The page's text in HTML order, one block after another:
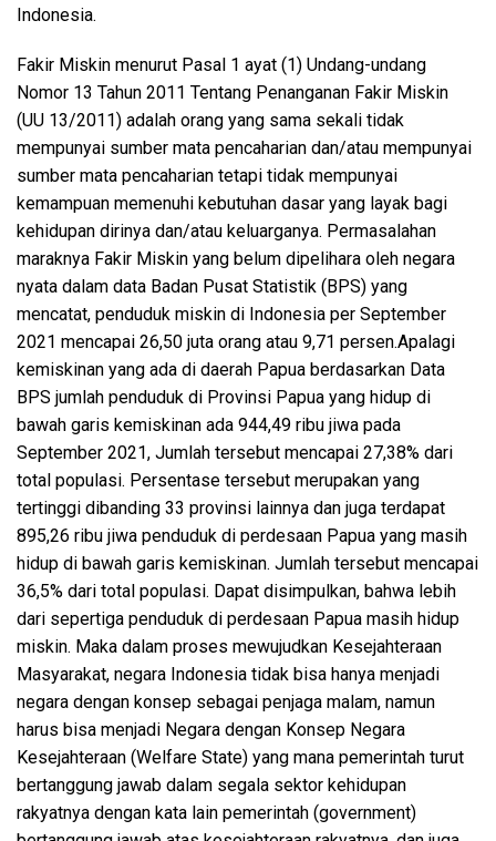
Indonesia.
Fakir Miskin menurut Pasal 1 ayat (1) Undang-undang
Nomor 13 Tahun 2011 Tentang Penanganan Fakir Miskin
(UU 13/2011) adalah orang yang sama sekali tidak
mempunyai sumber mata pencaharian dan/atau mempunyai
sumber mata pencaharian tetapi tidak mempunyai
kemampuan memenuhi kebutuhan dasar yang layak bagi
kehidupan dirinya dan/atau keluarganya. Permasalahan
maraknya Fakir Miskin yang belum dipelihara oleh negara
nyata dalam data Badan Pusat Statistik (BPS) yang
mencatat, penduduk miskin di Indonesia per September
2021 mencapai 26,50 juta orang atau 9,71 persen.Apalagi
kemiskinan yang ada di daerah Papua berdasarkan Data
BPS jumlah penduduk di Provinsi Papua yang hidup di
bawah garis kemiskinan ada 944,49 ribu jiwa pada
September 2021, Jumlah tersebut mencapai 27,38% dari
total populasi. Persentase tersebut merupakan yang
tertinggi dibanding 33 provinsi lainnya dan juga terdapat
895,26 ribu jiwa penduduk di perdesaan Papua yang masih
hidup di bawah garis kemiskinan. Jumlah tersebut mencapai
36,5% dari total populasi. Dapat disimpulkan, bahwa lebih
dari sepertiga penduduk di perdesaan Papua masih hidup
miskin. Maka dalam proses mewujudkan Kesejahteraan
Masyarakat, negara Indonesia tidak bisa hanya menjadi
negara dengan konsep sebagai penjaga malam, namun
harus bisa menjadi Negara dengan Konsep Negara
Kesejahteraan (Welfare State) yang mana pemerintah turut
bertanggung jawab dalam segala sektor kehidupan
rakyatnya dengan kata lain pemerintah (government)